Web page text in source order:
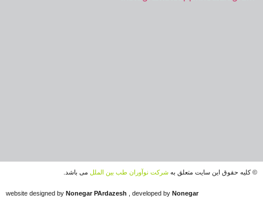
© کلیه حقوق این سایت متعلق به شرکت نوآوران طب بین الملل می باشد.
website designed by Nonegar PArdazesh , developed by Nonegar